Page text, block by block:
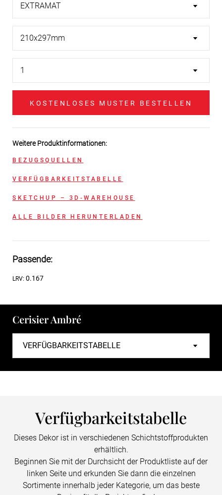
KOSTENLOSES MUSTER BESTELLEN
Weitere Produktinformationen:
BEZUGSQUELLEN
VERFÜGBARKEITSTABELLE
SKETCHUP – 3D-WAREHOUSE
ALLE BILDER HERUNTERLADEN
Passende:
LRV: 0.167
Cerisier Ambré
Verfügbarkeitstabelle
Dieses Dekor ist in verschiedenen Schichtstoffprodukten
erhältlich.
Beginnen Sie mit der Durchsicht der Produktliste auf der
linken Seite und erkunden Sie dann die einzelnen
Sortimente innerhalb jeder Kategorie, um das beste